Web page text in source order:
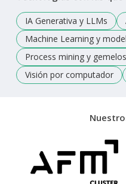
IA Generativa y LLMs
Machine Learning y
Process mining y
Visión por computador